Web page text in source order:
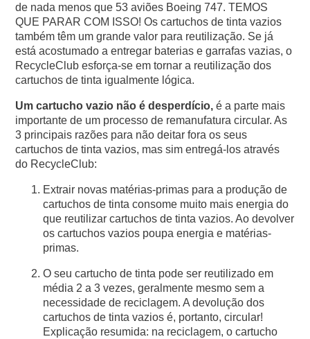
de nada menos que 53 aviões Boeing 747. TEMOS
QUE PARAR COM ISSO! Os cartuchos de tinta vazios
também têm um grande valor para reutilização. Se já
está acostumado a entregar baterias e garrafas vazias, o
RecycleClub esforça-se em tornar a reutilização dos
cartuchos de tinta igualmente lógica.
Um cartucho vazio não é desperdício,é a parte mais
importante de um processo de remanufatura circular. As
3 principais razões para não deitar fora os seus
cartuchos de tinta vazios, mas sim entregá-los através
do RecycleClub:
Extrair novas matérias-primas para a produção de
cartuchos de tinta consome muito mais energia do
que reutilizar cartuchos de tinta vazios. Ao devolver
os cartuchos vazios poupa energia e matérias-
primas.
O seu cartucho de tinta pode ser reutilizado em
média 2 a 3 vezes, geralmente mesmo sem a
necessidade de reciclagem. A devolução dos
cartuchos de tinta vazios é, portanto, circular!
Explicação resumida: na reciclagem, o cartucho